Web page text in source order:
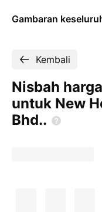
Gambaran
Kembali
Nisbah
untuk New
Bhd..